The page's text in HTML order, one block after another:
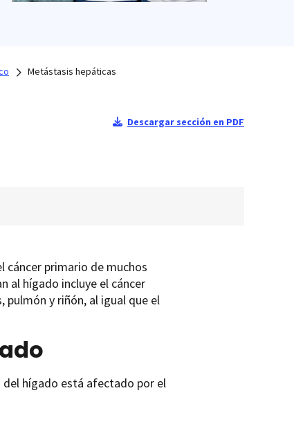
Metástasis hepáticas
Descargar sección en PDF
cáncer primario de muchos
al hígado incluye el cáncer
y riñón, al igual que el
del hígado está afectado por el